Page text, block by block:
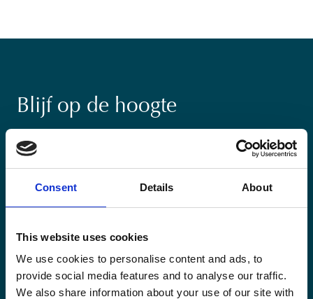
Consent Details About
This website uses cookies
We use cookies to personalise content and ads, to
provide social media features and to analyse our traffic.
We also share information about your use of our site with
Blijf op de hoogte
Blijf op de hoogte van onze activiteiten en
internationale ontwikkelingstrends belicht vanuit
Belgisch perspectief.
Email
(Vereist)